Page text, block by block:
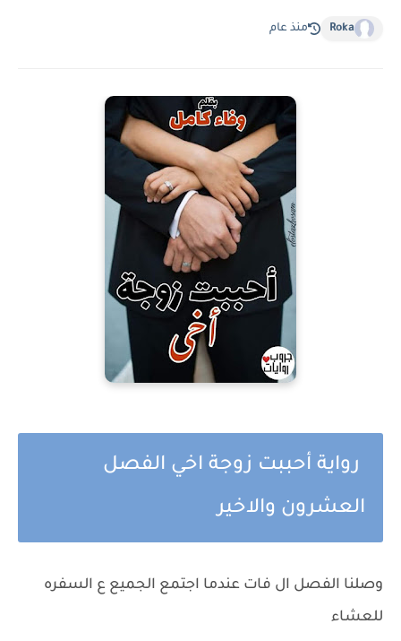
Roka منذ عام
رواية أحببت زوجة اخي الفصل
العشرون والاخير
وصلنا الفصل ال فات عندما اجتمع الجميع ع السفره
للعشاء